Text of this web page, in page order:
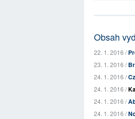
Obsah
22. 1. 2016 /
23. 1. 2016 /
24. 1. 2016 /
24. 1. 2016 /
24. 1. 2016 /
24. 1. 2016 /